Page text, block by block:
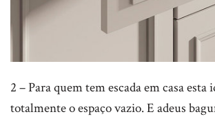
2 – Para quem tem escada em casa esta
totalmente o espaço vazio. E adeus